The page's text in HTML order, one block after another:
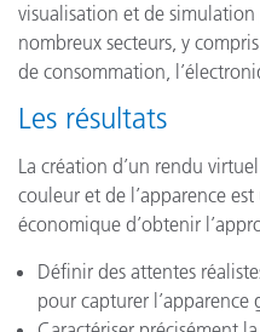
visualisation et de
nombreux secteurs, y
de consommation,
Les résultats
La création d’un rendu
couleur et de l’apparence
économique d’obtenir
Définir des attentes
pour capturer l’apparence